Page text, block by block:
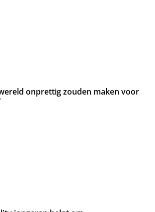
onprettig zouden maken voor